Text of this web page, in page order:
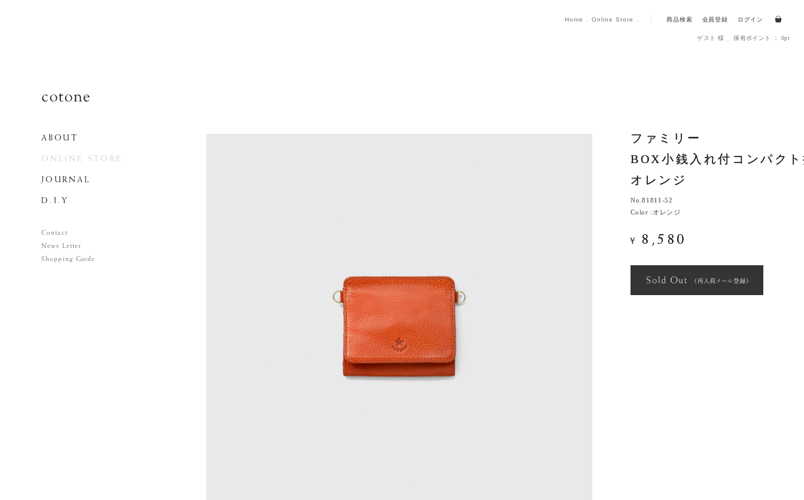
Home Online Store 商品検索 会員登録 ログイン
ゲスト 様 保有ポイント ： 0pt
ABOUT
ONLINE STORE
JOURNAL
D.I.Y
Contact
News Letter
Shopping Guide
ファミリー
BOX小銭入れ付コンパク
オレンジ
No.81811-52
Color : オレンジ
¥ 8,580
ファミリー
BOX小銭入れ付コンパク
オレンジ
No.81811-52
Color : オレンジ
¥ 8,580